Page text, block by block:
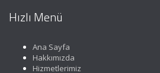
Hızlı Menü
Ana Sayfa
Hakkımızda
Hizmetlerimiz